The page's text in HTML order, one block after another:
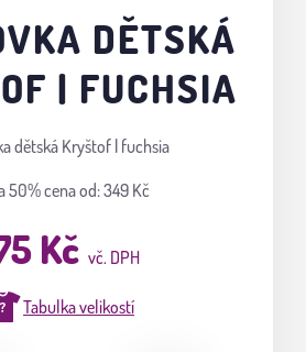
DĚTSKÁ
| FUCHSIA
dětská Kryštof | fuchsia
50%cena od: 349 Kč
Kč vč. DPH
Tabulka velikostí